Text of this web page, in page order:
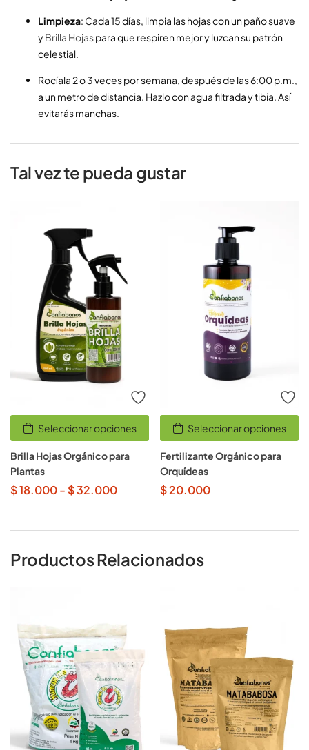
Limpieza: Cada 15 días, limpia las hojas con un paño suave
yBrilla Hojaspara que respiren mejor y luzcan su patrón
celestial.
Rocíala 2 o 3 veces por semana, después de las 6:00 p.m.,
a un metro de distancia. Hazlo con agua filtrada y tibia. Así
evitarás manchas.
Tal vez te pueda gustar
Seleccionar opciones
Brilla Hojas Orgánico para
Plantas
$18.000- $32.000
Seleccionar opciones
Fertilizante Orgánico para
Orquídeas
$20.000
Productos Relacionados